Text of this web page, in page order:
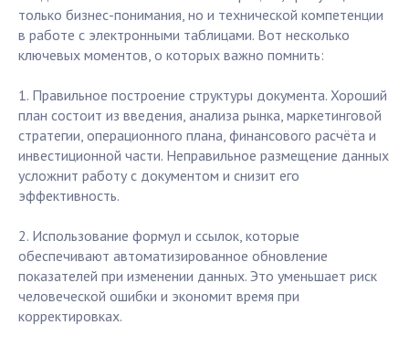
только бизнес-понимания, но и технической компетенции
в работе с электронными таблицами. Вот несколько
ключевых моментов, о которых важно помнить:
1. Правильное построение структуры документа. Хороший
план состоит из введения, анализа рынка, маркетинговой
стратегии, операционного плана, финансового расчёта и
инвестиционной части. Неправильное размещение данных
усложнит работу с документом и снизит его
эффективность.
2. Использование формул и ссылок, которые
обеспечивают автоматизированное обновление
показателей при изменении данных. Это уменьшает риск
человеческой ошибки и экономит время при
корректировках.